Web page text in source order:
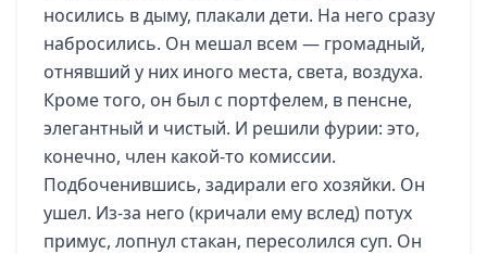
носились в дыму, плакали дети. На него сразу
набросились. Он мешал всем — громадный,
отнявший у них иного места, света, воздуха.
Кроме того, он был с портфелем, в пенсне,
элегантный и чистый. И решили фурии: это,
конечно, член какой-то комиссии.
Подбоченившись, задирали его хозяйки. Он
ушел. Из-за него (кричали ему вслед) потух
примус, лопнул стакан, пересолился суп. Он